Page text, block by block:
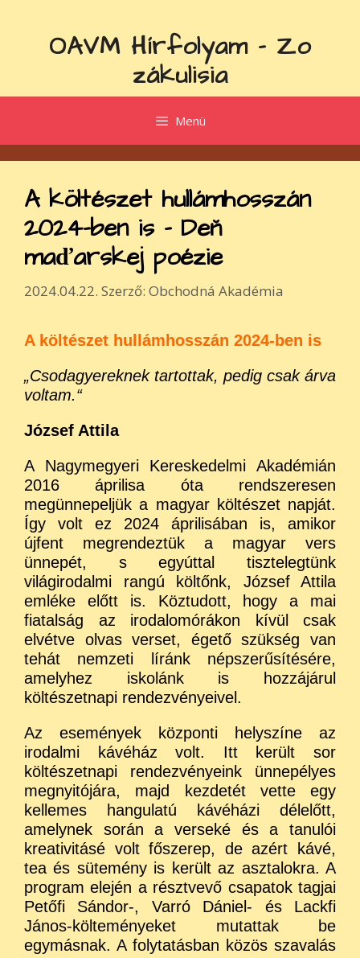
tartalombaOAVM Hírfolyam - Zo
zákulisia
Menü
A költészet hullámhosszán
2024-ben is – Deň
maďarskej poézie
2024.04.22. Szerző: Obchodná Akadémia
A költészet hullámhosszán 2024-ben is
„Csodagyereknek tartottak, pedig csak árva
voltam.“
József Attila
A Nagymegyeri Kereskedelmi Akadémián
2016 áprilisa óta rendszeresen
megünnepeljük a magyar költészet napját.
Így volt ez 2024 áprilisában is, amikor
újfent megrendeztük a magyar vers
ünnepét, s egyúttal tisztelegtünk
világirodalmi rangú költőnk, József Attila
emléke előtt is. Köztudott, hogy a mai
fiatalság az irodalomórákon kívül csak
elvétve olvas verset, égető szükség van
tehát nemzeti líránk népszerűsítésére,
amelyhez iskolánk is hozzájárul
költészetnapi rendezvényeivel.
Az események központi helyszíne az
irodalmi kávéház volt. Itt került sor
költészetnapi rendezvényeink ünnepélyes
megnyitójára, majd kezdetét vette egy
kellemes hangulatú kávéházi délelőtt,
amelynek során a verseké és a tanulói
kreativitásé volt főszerep, de azért kávé,
tea és sütemény is került az asztalokra. A
program elején a résztvevő csapatok tagjai
Petőfi Sándor-, Varró Dániel- és Lackfi
János-költeményeket mutattak be
egymásnak. A folytatásban közös szavalás